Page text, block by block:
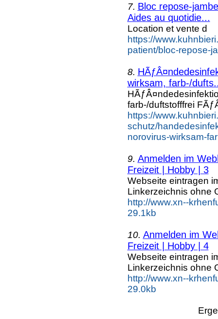
7. Bloc repose-
Aides au quotidie...
Location et vente d
https://
patient/bloc-repose-
8.
wirksam, farb-/
farb-/duftstofffrei
https://
schutz/
norovirus-wirksam-
9. Anmelden im
Freizeit | Hobby | 3
Webseite eintragen
Linkerzeichnis ohne
http://www.xn--
29.1kb
10. Anmelden im
Freizeit | Hobby | 4
Webseite eintragen
Linkerzeichnis ohne
http://www.xn--
29.0kb